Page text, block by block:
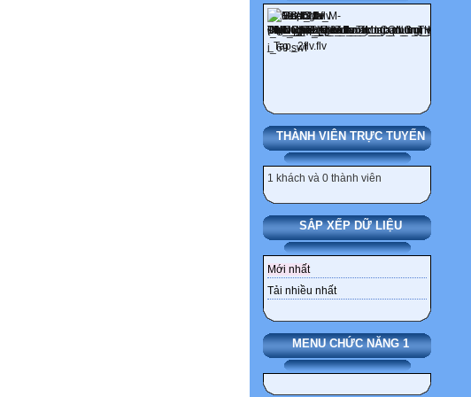
THÀNH VIÊN TRỰC TUYẾN
1 khách và 0 thành viên
SẮP XẾP DỮ LIỆU
Mới nhất
Tải nhiều nhất
MENU CHỨC NĂNG 1